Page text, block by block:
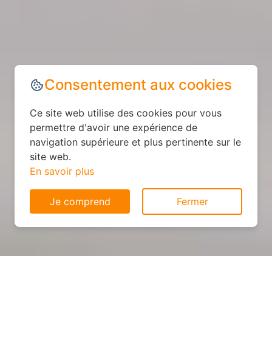
Consentement aux cookies
Ce site web utilise des cookies pour vous
permettre d'avoir une expérience de
navigation supérieure et plus pertinente sur le
site web.
En savoir plus
Je comprend Fermer